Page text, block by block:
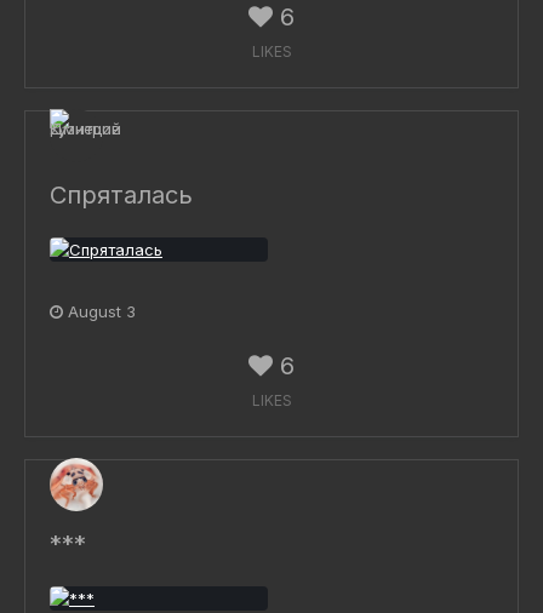
6
LIKES
Спряталась
August 3
6
LIKES
***